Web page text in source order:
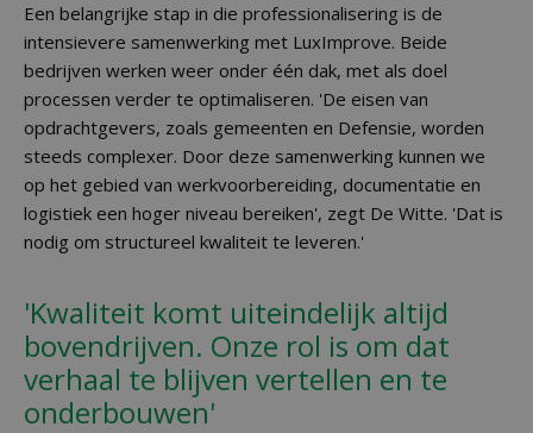
Een belangrijke stap in die professionalisering is de
intensievere samenwerking met LuxImprove. Beide
bedrijven werken weer onder één dak, met als doel
processen verder te optimaliseren. 'De eisen van
opdrachtgevers, zoals gemeenten en Defensie, worden
steeds complexer. Door deze samenwerking kunnen we
op het gebied van werkvoorbereiding, documentatie en
logistiek een hoger niveau bereiken', zegt De Witte. 'Dat is
nodig om structureel kwaliteit te leveren.'
'Kwaliteit komt uiteindelijk altijd
bovendrijven. Onze rol is om dat
verhaal te blijven vertellen en te
onderbouwen'